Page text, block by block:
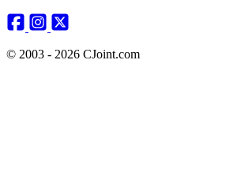
© 2003 - 2026 CJoint.com